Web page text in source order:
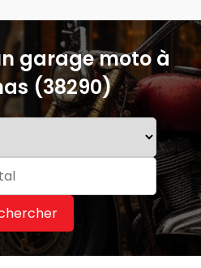
garage moto à
(38290)